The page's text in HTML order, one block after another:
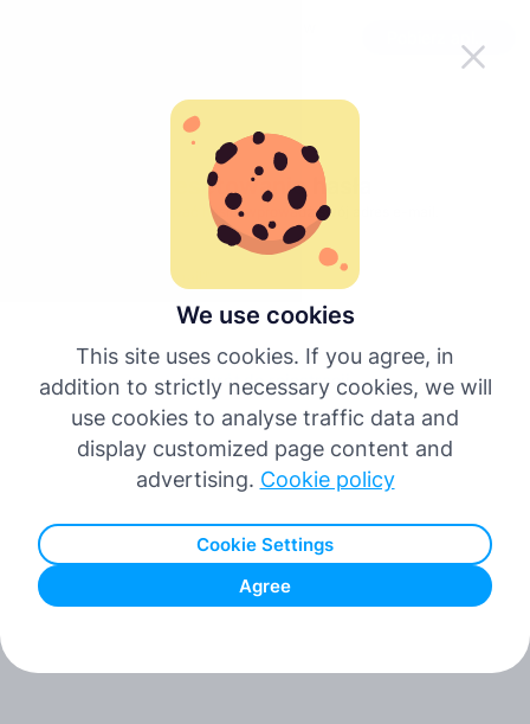
We use cookies
This site uses cookies. If you agree, in
addition to strictly necessary cookies, we will
use cookies to analyse traffic data and
display customized page content and
advertising. Cookie policy
Cookie Settings
Agree
Resetowanie hasła
Aby zresetować hasło, wprowadź swój adres e-mail.
Zresetuj hasło
Powrót do rejestracji